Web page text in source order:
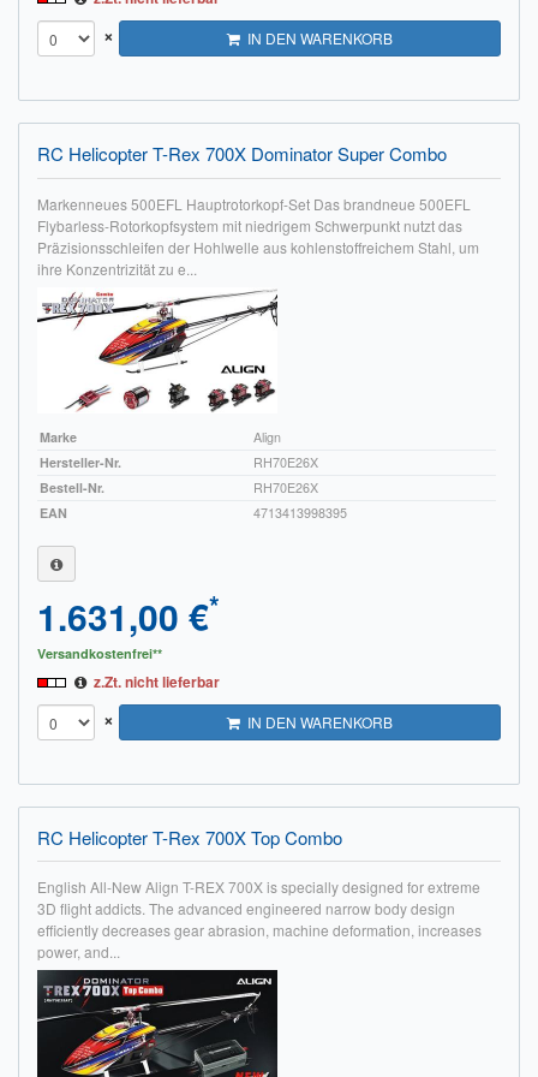
× IN DEN WARENKORB
RC Helicopter T-Rex 700X Dominator Super Combo
Markenneues 500EFL Hauptrotorkopf-Set Das brandneue 500EFL
Flybarless-Rotorkopfsystem mit niedrigem Schwerpunkt nutzt das
Präzisionsschleifen der Hohlwelle aus kohlenstoffreichem Stahl, um
ihre Konzentrizität zu e...
Marke
Align
Hersteller-Nr.
RH70E26X
Bestell-Nr.
RH70E26X
EAN
4713413998395
1.631,00 €*
Versandkostenfrei**
z.Zt. nicht lieferbar
× IN DEN WARENKORB
RC Helicopter T-Rex 700X Top Combo
English All-New Align T-REX 700X is specially designed for extreme
3D flight addicts. The advanced engineered narrow body design
efficiently decreases gear abrasion, machine deformation, increases
power, and...